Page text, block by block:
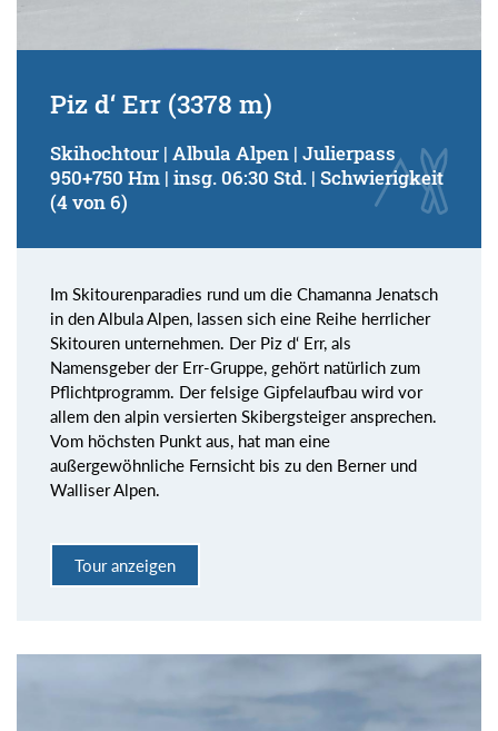
Piz d‘ Err (3378 m)
Skihochtour | Albula Alpen | Julierpass
950+750 Hm | insg. 06:30 Std. | Schwierigkeit
(4 von 6)
Im Skitourenparadies rund um die Chamanna Jenatsch
in den Albula Alpen, lassen sich eine Reihe herrlicher
Skitouren unternehmen. Der Piz d‘ Err, als
Namensgeber der Err-Gruppe, gehört natürlich zum
Pflichtprogramm. Der felsige Gipfelaufbau wird vor
allem den alpin versierten Skibergsteiger ansprechen.
Vom höchsten Punkt aus, hat man eine
außergewöhnliche Fernsicht bis zu den Berner und
Walliser Alpen.
Tour anzeigen